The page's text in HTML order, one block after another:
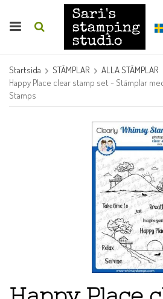
Startsida STÄMPLAR
ALLA STÄMPLAR
Happy Place clear stamp set - Stämplar
Stamps